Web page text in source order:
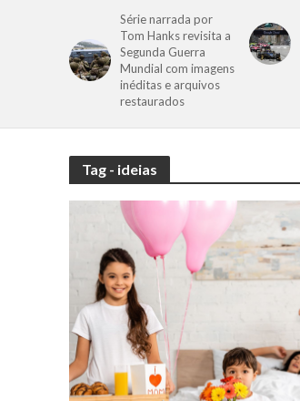
Série narrada por
Tom Hanks revisita a
Segunda Guerra
Mundial com imagens
inéditas e arquivos
restaurados
Tag - ideias